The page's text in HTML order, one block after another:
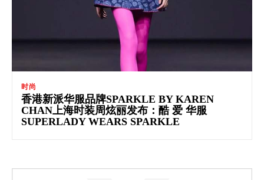
时尚
香港新派华服品牌SPARKLE BY KAREN
CHAN上海时装周炫丽发布：酷 爱 华服
SUPERLADY WEARS SPARKLE